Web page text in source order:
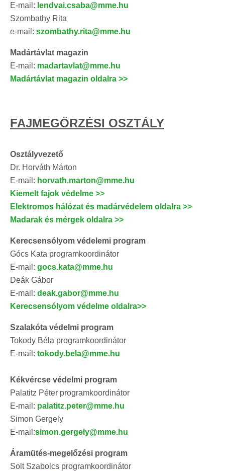
E-mail: lendvai.csaba@mme.hu
Szombathy Rita
e-mail: szombathy.rita@mme.hu
Madártávlat magazin
E-mail: madartavlat@mme.hu
Madártávlat magazin oldalra >>
FAJMEGŐRZÉSI OSZTÁLY
Osztályvezető
Dr. Horváth Márton
E-mail: horvath.marton@mme.hu
Kiemelt fajok védelme >>
Elektromos hálózat és madárvédelem oldalra >>
Madarak és mérgek oldalra >>
Kerecsensólyom védelemi program
Gócs Kata programkoordinátor
E-mail: gocs.kata@mme.hu
Deák Gábor
E-mail: deak.gabor@mme.hu
Kerecsensólyom védelme oldalra>>
Szalakóta védelmi program
Tokody Béla programkoordinátor
E-mail: tokody.bela@mme.hu
Kékvércse védelmi program
Palatitz Péter programkoordinátor
E-mail: palatitz.peter@mme.hu
Simon Gergely
E-mail:simon.gergely@mme.hu
Áramütés-megelőzési program
Solt Szabolcs programkoordinátor